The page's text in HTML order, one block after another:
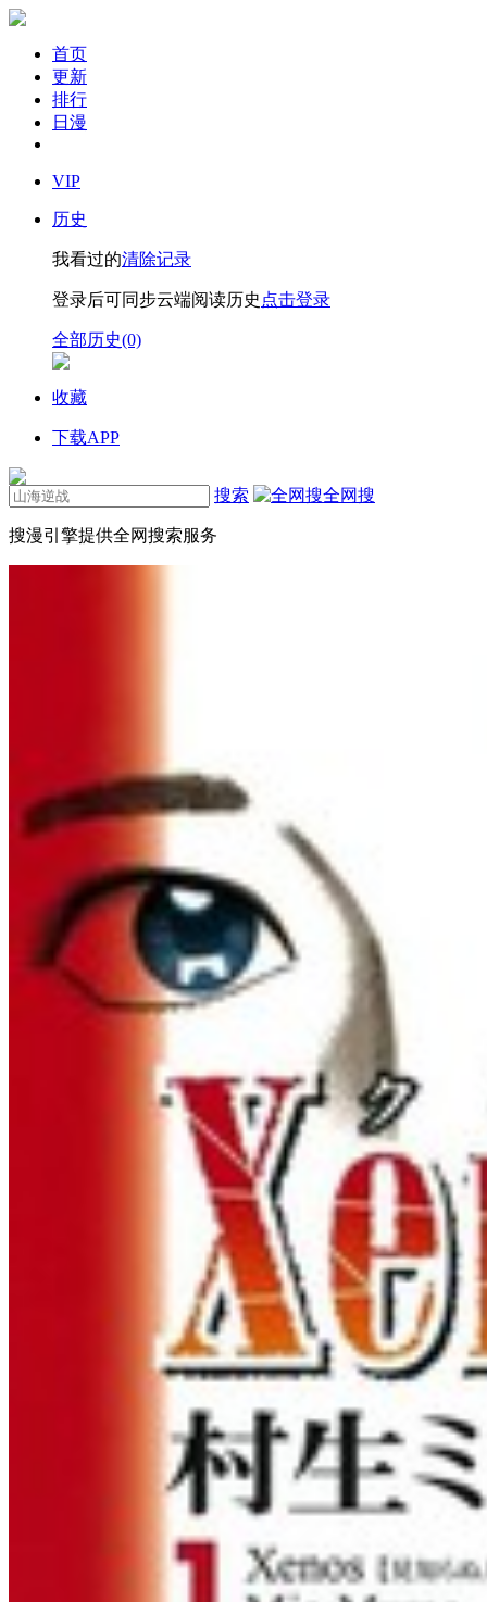
首页
更新
排行
日漫
VIP
历史
我看过的清除记录
登录后可同步云端阅读历史 点击登录
全部历史(0)
收藏
下载APP
搜索 全网搜
搜漫引擎提供全网搜索服务